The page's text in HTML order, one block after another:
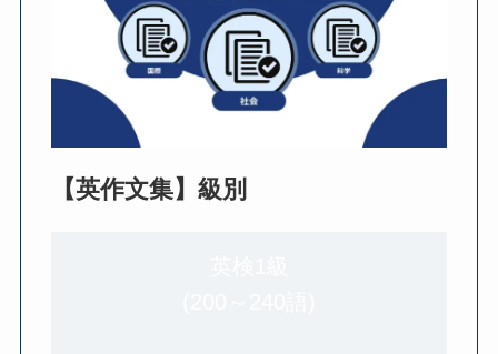
【英作文集】級別